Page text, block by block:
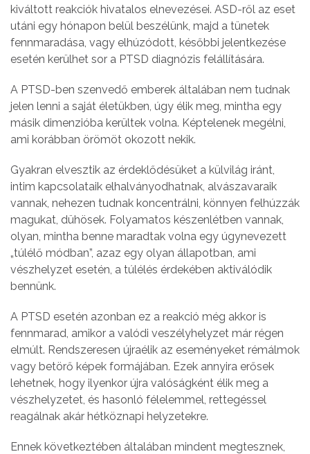
kiváltott reakciók hivatalos elnevezései. ASD-ről az eset
utáni egy hónapon belül beszélünk, majd a tünetek
fennmaradása, vagy elhúzódott, későbbi jelentkezése
esetén kerülhet sor a PTSD diagnózis felállítására.
A PTSD-ben szenvedő emberek általában nem tudnak
jelen lenni a saját életükben, úgy élik meg, mintha egy
másik dimenzióba kerültek volna. Képtelenek megélni,
ami korábban örömöt okozott nekik.
Gyakran elvesztik az érdeklődésüket a külvilág iránt,
intim kapcsolataik elhalványodhatnak, alvászavaraik
vannak, nehezen tudnak koncentrálni, könnyen felhúzzák
magukat, dühösek. Folyamatos készenlétben vannak,
olyan, mintha benne maradtak volna egy úgynevezett
„túlélő módban”, azaz egy olyan állapotban, ami
vészhelyzet esetén, a túlélés érdekében aktiválódik
bennünk.
A PTSD esetén azonban ez a reakció még akkor is
fennmarad, amikor a valódi veszélyhelyzet már régen
elmúlt. Rendszeresen újraélik az eseményeket rémálmok
vagy betörő képek formájában. Ezek annyira erősek
lehetnek, hogy ilyenkor újra valóságként élik meg a
vészhelyzetet, és hasonló félelemmel, rettegéssel
reagálnak akár hétköznapi helyzetekre.
Ennek következtében általában mindent megtesznek,